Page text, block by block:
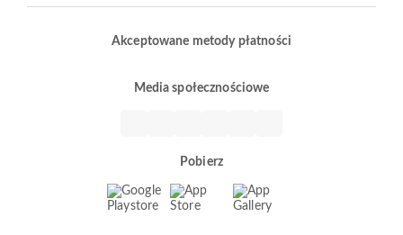
Akceptowane metody płatności
Media społecznościowe
Pobierz